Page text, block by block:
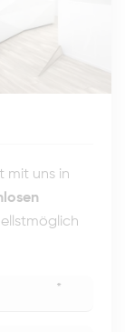
mit uns in
*